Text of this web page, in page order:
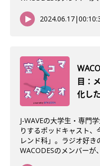
2024.06.17|
目：
化し
J-WAVEの大学生・専門
りするポッドキャスト、
レンド科」。ラジオ好き
WACODESのメンバーが